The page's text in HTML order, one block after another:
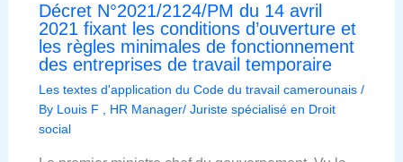
Décret N°2021/2124/PM du 14 avril
2021 fixant les conditions d’ouverture et
les règles minimales de fonctionnement
des entreprises de travail temporaire
Les textes d'application du Code du travail camerounais/
By Louis F , HR Manager/ Juriste spécialisé en Droit
social